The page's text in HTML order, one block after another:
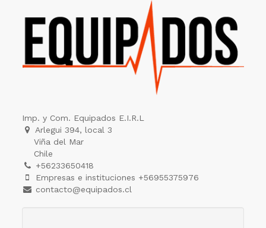
Imp. y Com. Equipados E.I.R.L
Arlegui 394, local 3
Viña del Mar
Chile
+56233650418
Empresas e instituciones +56955375976
contacto@equipados.cl